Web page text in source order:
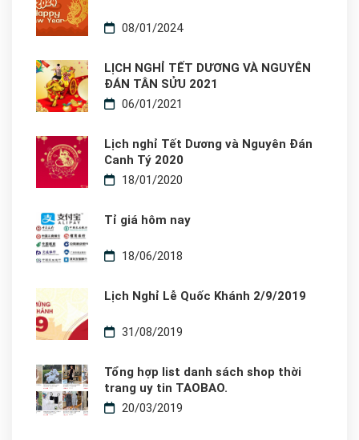
08/01/2024
LỊCH NGHỈ TẾT DƯƠNG VÀ NGUYÊN
ĐÁN TÂN SỬU 2021
06/01/2021
Lịch nghỉ Tết Dương và Nguyên Đán
Canh Tý 2020
18/01/2020
Tỉ giá hôm nay
18/06/2018
Lịch Nghỉ Lễ Quốc Khánh 2/9/2019
31/08/2019
Tổng hợp list danh sách shop thời
trang uy tin TAOBAO.
20/03/2019